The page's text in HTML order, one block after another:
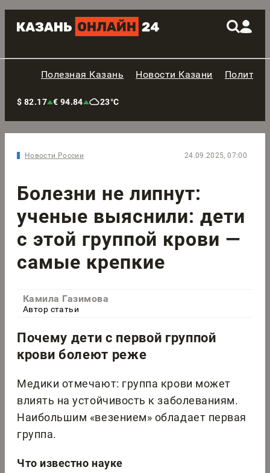
Полезная Казань Новости Казани
$ 82.17 € 94.84 23°C
Новости России 24.09.2025, 07:00
Болезни не липнут:
ученые выяснили: дети
с этой группой крови —
самые крепкие
Камила Газимова
Автор статьи
Почему дети с первой группой
крови болеют реже
Медики отмечают: группа крови может
влиять на устойчивость к заболеваниям.
Наибольшим «везением» обладает первая
группа.
Что известно науке